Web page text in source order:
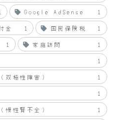
Google AdSense
1
金
1 国民保険税
1
1 家庭訪問
1
1
双極性障害）
1
1
慢性腎不全）
1